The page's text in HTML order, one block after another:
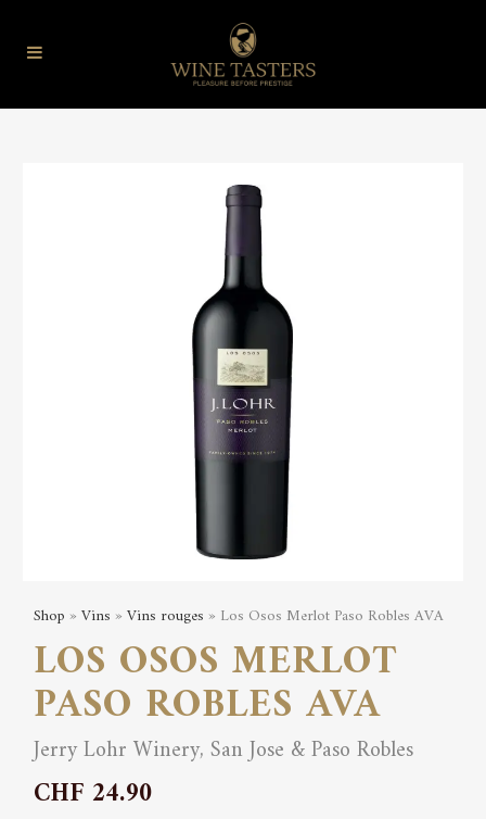
Shop »Vins »Vins rouges » Los Osos Merlot Paso Robles AVA
LOS OSOS MERLOT
PASO ROBLES AVA
Jerry Lohr Winery, San Jose & Paso Robles
CHF 24.90